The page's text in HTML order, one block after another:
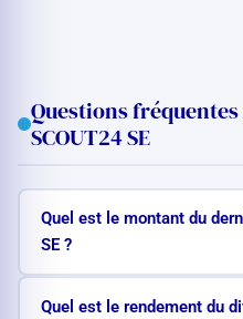
Questions
SCOUT24 SE
Quel est le montant du
SE ?
Quel est le rendement du